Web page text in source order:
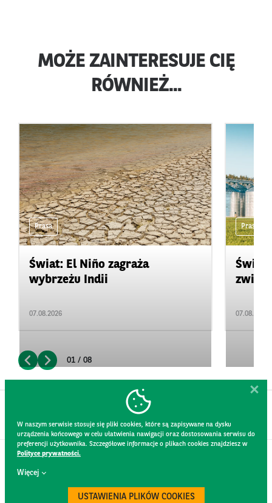
MOŻE ZAINTERESUJE CIĘ
RÓWNIEŻ...
Prasa
Świat: El Niño zagraża
wybrzeżu Indii
07.08.2026
Prasa
07.08.2026
01 / 08
W naszym serwisie stosuje się pliki cookies, które są zapisywane na dysku
urządzenia końcowego w celu ułatwienia nawigacji oraz dostosowania serwisu do
preferencji użytkownika. Szczegółowe informacje o plikach cookies znajdziesz w
Polityce prywatności.
Więcej
USTAWIENIA PLIKÓW COOKIES
REGULAMIN STRONY
POLITYKA PRYWATNOŚCI